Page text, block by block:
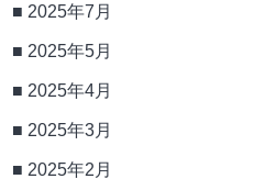
2025年7月
2025年5月
2025年4月
2025年3月
2025年2月